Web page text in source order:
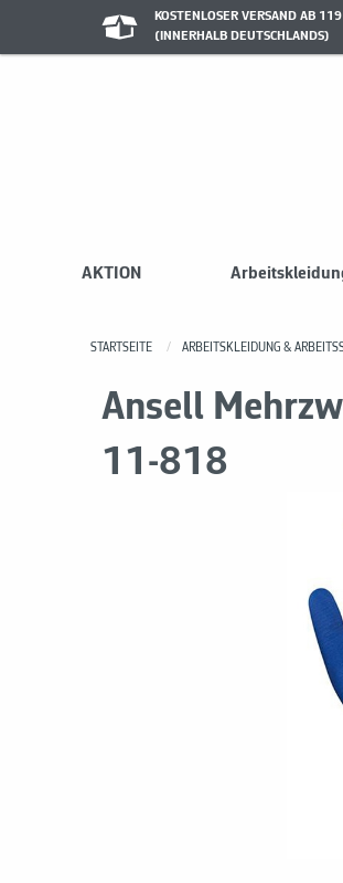
KOSTENLOSER VERSAND AB
(INNERHALB DEUTSCHLANDS)
AKTION
STARTSEITE ARBEITSKLEIDUNG &
Ansell
11-818